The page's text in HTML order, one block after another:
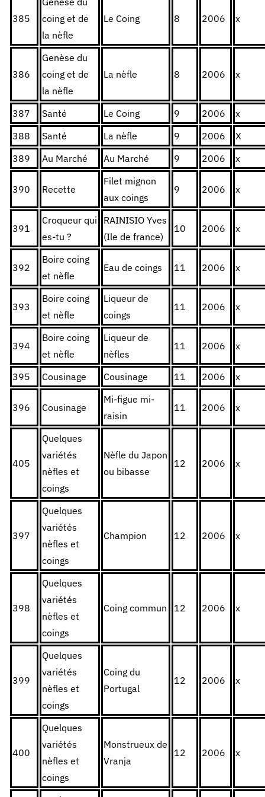
385
coing et de
la nèfle
Le Coing 8 2006 x
386
Genèse du
coing et de
la nèfle
La nèfle 8 2006 x
387 Santé Le Coing 9 2006
x
388
Santé La nèfle 9 2006
X
389
Au Marché Au Marché 9 2006 x
390 Recette
Filet mignon
aux coings
9 2006 x
391
Croqueur qui
es-tu ?
RAINISIO Yves
(Ile de france)
10 2006 x
392
Boire coing
et nèfle
Eau de coings 11 2006 x
393
Boire coing
et nèfle
Liqueur de
coings
11 2006 x
394
Boire coing
et nèfle
Liqueur de
nèfles
11 2006 x
395 Cousinage Cousinage 11 2006 x
396 Cousinage
Mi-figue mi-
raisin
11 2006 x
405
Quelques
variétés
nèfles et
coings
Nèfle du Japon
ou bibasse
12 2006 x
397
Quelques
variétés
nèfles et
coings
Champion 12 2006 x
398
Quelques
variétés
nèfles et
coings
Coing commun 12 2006 x
399
Quelques
variétés
nèfles et
coings
Coing du
Portugal
12 2006 x
400
Quelques
variétés
nèfles et
coings
Monstrueux de
Vranja
12 2006 x